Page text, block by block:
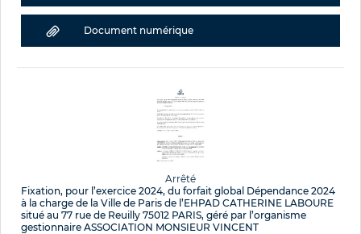
Document numérique
Arrêté
Fixation, pour l’exercice 2024, du forfait global Dépendance 2024
à la charge de la Ville de Paris de l’EHPAD CATHERINE LABOURE
situé au 77 rue de Reuilly 75012 PARIS, géré par l’organisme
gestionnaire ASSOCIATION MONSIEUR VINCENT